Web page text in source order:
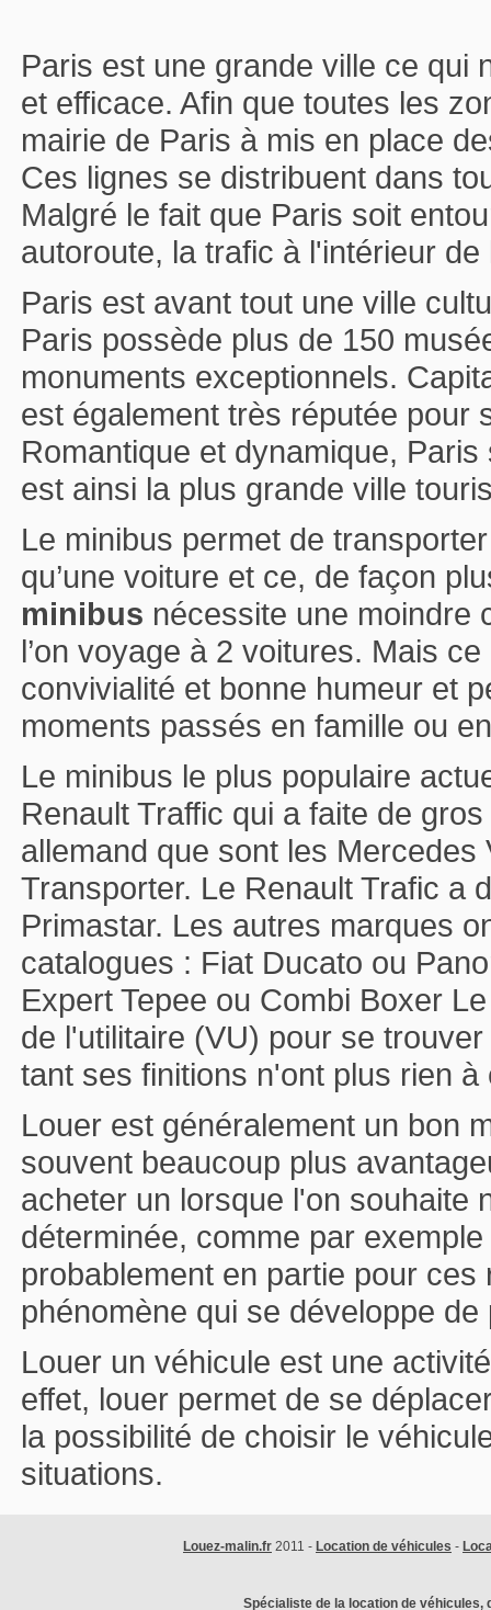
Paris est une grande ville ce qui
et efficace. Afin que toutes les
mairie de Paris à mis en place
Ces lignes se distribuent dans
Malgré le fait que Paris soit
autoroute, la trafic à l'intérieur
Paris est avant tout une ville
Paris possède plus de 150
monuments exceptionnels.
est également très réputée pour
Romantique et dynamique,
est ainsi la plus grande ville
Le minibus permet de
qu’une voiture et ce, de façon
minibus nécessite une moindre
l’on voyage à 2 voitures. Mais
convivialité et bonne humeur et
moments passés en famille ou
Le minibus le plus populaire
Renault Traffic qui a faite de
allemand que sont les
Transporter. Le Renault Trafic a
Primastar. Les autres marques
catalogues : Fiat Ducato ou
Expert Tepee ou Combi Boxer
de l'utilitaire (VU) pour se
tant ses finitions n'ont plus rien
Louer est généralement un bon
souvent beaucoup plus
acheter un lorsque l'on souhaite
déterminée, comme par
probablement en partie pour
phénomène qui se développe de
Louer un véhicule est une
effet, louer permet de se
la possibilité de choisir le
situations.
Louez-malin.fr 2011 - Location de véhicules -
Spécialiste de la location de véhicules,